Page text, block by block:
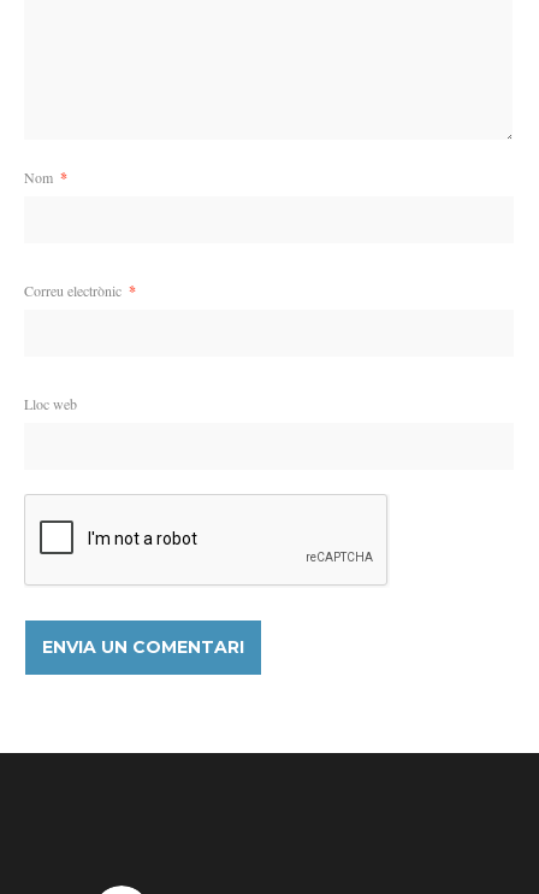
Nom *
Correu electrònic *
Lloc web